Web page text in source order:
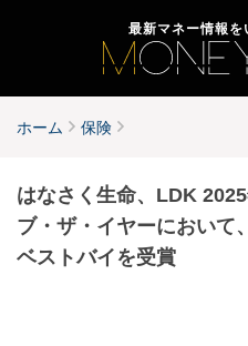
最新マネー情報を
ホーム 保険
はなさく生命、LDK
ブ・ザ・イヤーにおいて
ベストバイを受賞